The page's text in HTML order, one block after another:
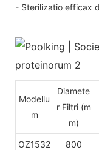
- Sterilizatio efficax
Modellu
m
Diamete
r Filtri (m
m)
OZ1532 800